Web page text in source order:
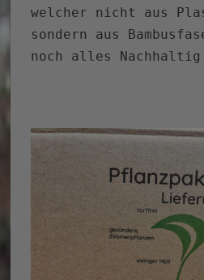
welcher nicht aus
sondern aus
noch alles